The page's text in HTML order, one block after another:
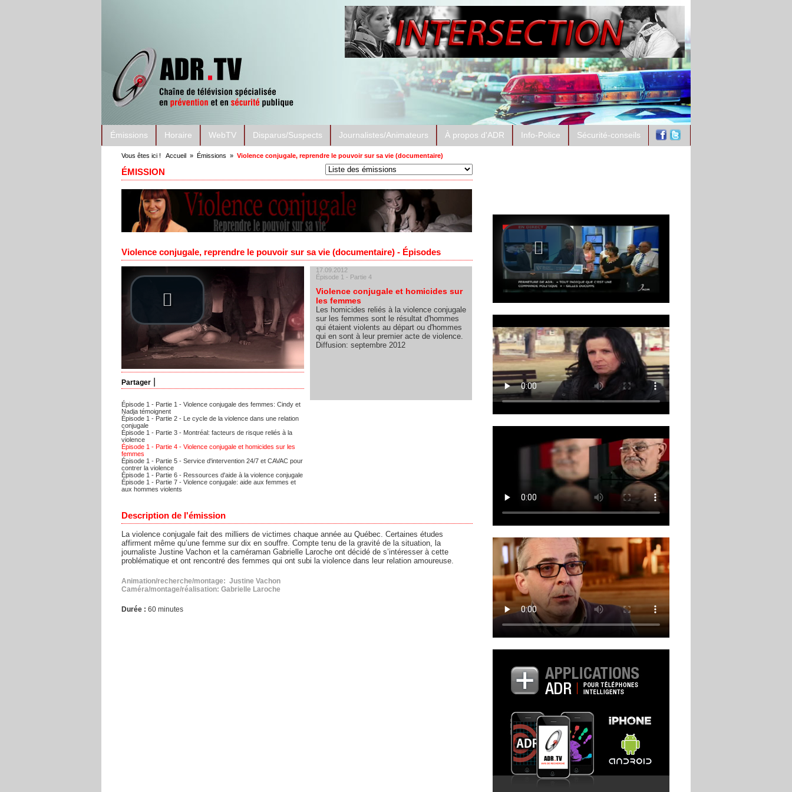
Émissions Horaire WebTV Disparus/Suspects Journalistes/Animateurs À propos d'ADR Info-Police Sécurité-conseils
Vous êtes ici ! Accueil » Émissions » Violence conjugale, reprendre le pouvoir sur sa vie (documentaire)
ÉMISSION
Violence conjugale, reprendre le pouvoir sur sa vie (documentaire) - Épisodes
Partager
Épisode 1 - Partie 1 - Violence conjugale des femmes: Cindy et
Nadja témoignent
Épisode 1 - Partie 2 - Le cycle de la violence dans une relation
conjugale
Épisode 1 - Partie 3 - Montréal: facteurs de risque reliés à la
violence
Épisode 1 - Partie 4 - Violence conjugale et homicides sur les
femmes
Épisode 1 - Partie 5 - Service d'intervention 24/7 et CAVAC pour
contrer la violence
Épisode 1 - Partie 6 - Ressources d'aide à la violence conjugale
Épisode 1 - Partie 7 - Violence conjugale: aide aux femmes et
aux hommes violents
17.09.2012
Épisode 1 - Partie 4
Violence conjugale et homicides sur
les femmes
Les homicides reliés à la violence conjugale
sur les femmes sont le résultat d'hommes
qui étaient violents au départ ou d'hommes
qui en sont à leur premier acte de violence.
Diffusion: septembre 2012
Description de l'émission
La violence conjugale fait des milliers de victimes chaque année au Québec. Certaines études
affirment même qu’une femme sur dix en souffre. Compte tenu de la gravité de la situation, la
journaliste Justine Vachon et la caméraman Gabrielle Laroche ont décidé de s’intéresser à cette
problématique et ont rencontré des femmes qui ont subi la violence dans leur relation amoureuse.
Animation/recherche/montage: Justine Vachon
Caméra/montage/réalisation: Gabrielle Laroche
Durée : 60 minutes